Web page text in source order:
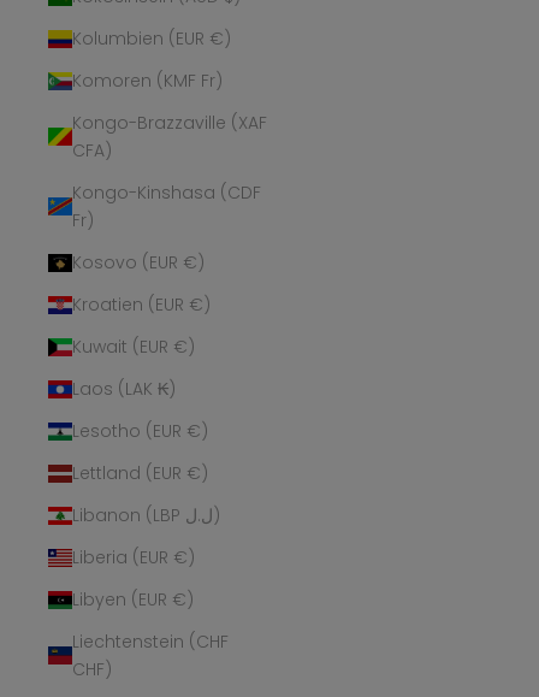
Kolumbien (EUR €)
Komoren (KMF Fr)
Kongo-Brazzaville (XAF
CFA)
Kongo-Kinshasa (CDF
Fr)
Kosovo (EUR €)
Kroatien (EUR €)
Kuwait (EUR €)
Laos (LAK ₭)
Lesotho (EUR €)
Lettland (EUR €)
Libanon (LBP ل.ل)
Liberia (EUR €)
Libyen (EUR €)
Liechtenstein (CHF
CHF)